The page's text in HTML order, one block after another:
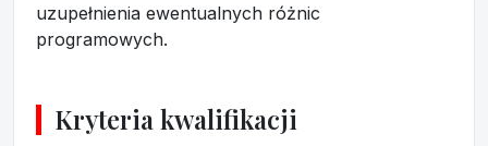
uzupełnienia ewentualnych różnic
programowych.
Kryteria kwalifikacji